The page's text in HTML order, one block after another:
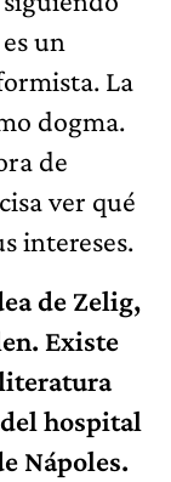
un
La
dogma.
de
ver qué
intereses.
de Zelig,
Existe
hospital
Nápoles.